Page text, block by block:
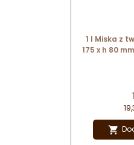
1 l Miska z
175 x h 80
